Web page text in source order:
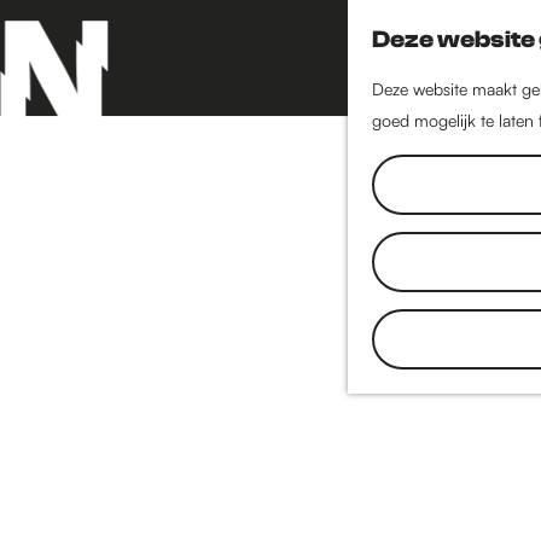
Deze
Deze website maakt
goed mogelijk te laten